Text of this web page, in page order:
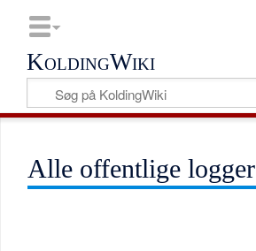
KoldingWiki
Alle offentlige logger